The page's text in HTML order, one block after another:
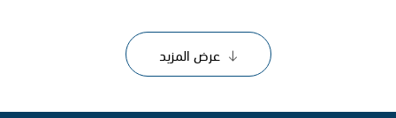
عرض المزيد